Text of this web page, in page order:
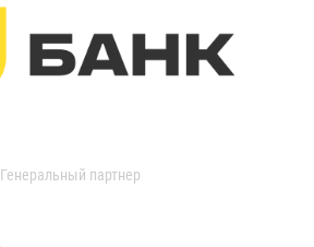
Генеральный партнер